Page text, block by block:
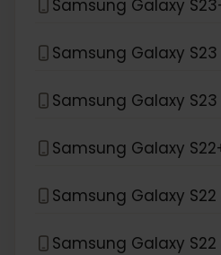
Samsung Galaxy
Samsung Galaxy S23
Samsung Galaxy S23
Samsung Galaxy
Samsung Galaxy S22
Samsung Galaxy S22